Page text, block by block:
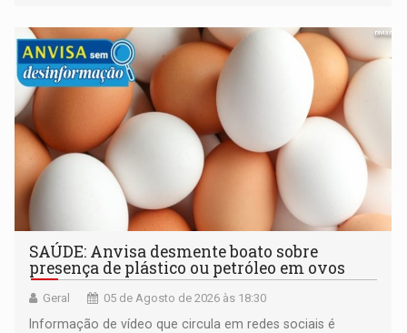
SAÚDE: Anvisa desmente boato sobre
presença de plástico ou petróleo em ovos
Geral 05 de Agosto de 2026 às 18:30
Informação de vídeo que circula em redes sociais é